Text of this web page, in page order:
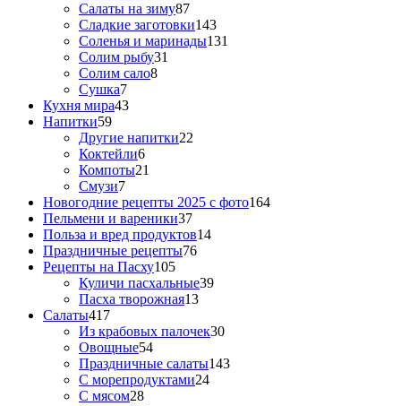
Салаты на зиму87
Сладкие заготовки143
Соленья и маринады131
Солим рыбу31
Солим сало8
Сушка7
Кухня мира43
Напитки59
Другие напитки22
Коктейли6
Компоты21
Смузи7
Новогодние рецепты 2025 с фото164
Пельмени и вареники37
Польза и вред продуктов14
Праздничные рецепты76
Рецепты на Пасху105
Куличи пасхальные39
Пасха творожная13
Салаты417
Из крабовых палочек30
Овощные54
Праздничные салаты143
С морепродуктами24
С мясом28